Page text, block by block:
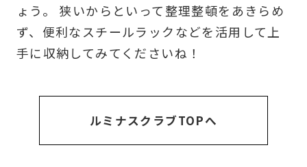
ょう。 狭いからといって整理整頓をあきらめ
ず、便利なスチールラックなどを活用して上
手に収納してみてくださいね！
ルミナスクラブTOPへ